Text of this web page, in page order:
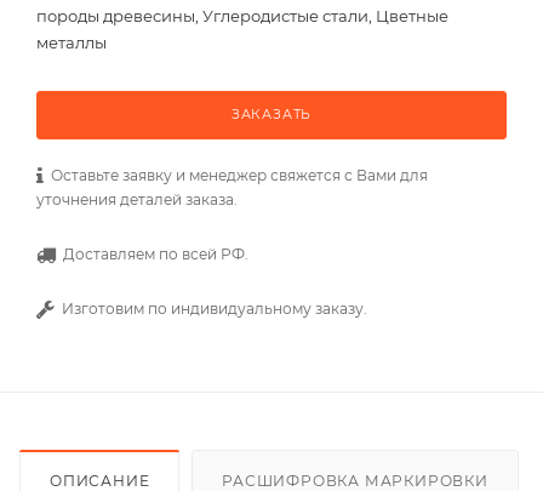
породы древесины, Углеродистые стали, Цветные
металлы
ЗАКАЗАТЬ
Оставьте заявку и менеджер свяжется с Вами для
уточнения деталей заказа.
Доставляем по всей РФ.
Изготовим по индивидуальному заказу.
ОПИСАНИЕ РАСШИФРОВКА МАРКИРОВКИ